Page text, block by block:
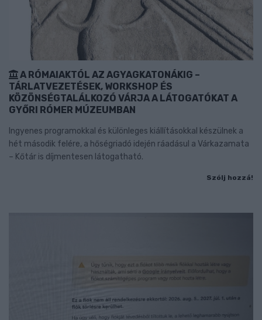
A RÓMAIAKTÓL AZ AGYAGKATONÁKIG –
TÁRLATVEZETÉSEK, WORKSHOP ÉS
KÖZÖNSÉGTALÁLKOZÓ VÁRJA A LÁTOGATÓKAT A
GYŐRI RÓMER MÚZEUMBAN
Ingyenes programokkal és különleges kiállításokkal készülnek a
hét második felére, a hőségriadó idején ráadásul a Várkazamata
– Kőtár is díjmentesen látogatható.
Szólj hozzá!